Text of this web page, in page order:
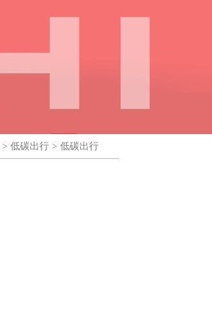
> 低碳出行 > 低碳出行